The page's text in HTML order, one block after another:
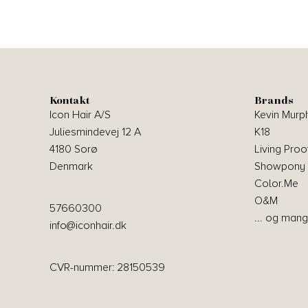
Kontakt
Icon Hair A/S
Juliesmindevej 12 A
4180 Sorø
Denmark
57660300
info@iconhair.dk
CVR-nummer: 28150539
Brands
Kevin
K18
Living
Showpony
Color.Me
O&M
... og